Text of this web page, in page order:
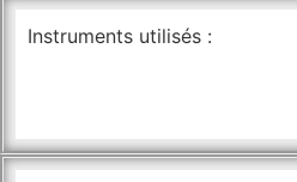
Instruments utilisés :